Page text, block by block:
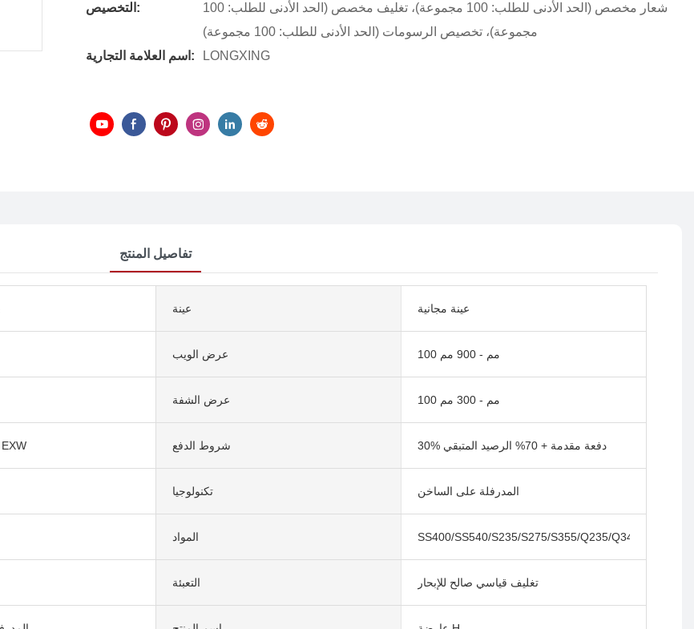
التخصيص:
شعار مخصص (الحد الأدنى للطلب: 100 مجموعة)، تغليف مخصص (الحد الأدنى للطلب: 100
مجموعة)، تخصيص الرسومات (الحد الأدنى للطلب: 100 مجموعة)
اسم العلامة التجارية:
LONGXING
تفاصيل المنتج
عينة عينة مجانية
عرض الويب 100 مم - 900 مم
عرض الشفة 100 مم - 300 مم
شروط الدفع 30% دفعة مقدمة + 70% الرصيد المتبقي
تكنولوجيا المدرفلة على الساخن
المواد SS400/SS540/S235/S275/S355/Q235/Q345/A36/A572
التعبئة تغليف قياسي صالح للإبحار